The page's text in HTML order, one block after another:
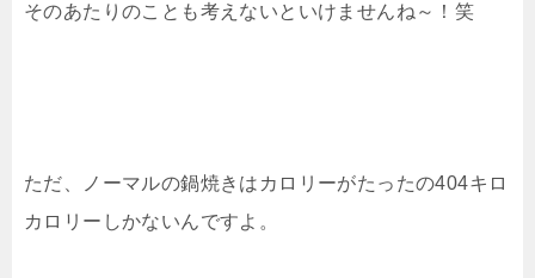
そのあたりのことも考えないといけませんね～！笑
ただ、ノーマルの鍋焼きはカロリーがたったの404キロ
カロリーしかないんですよ。